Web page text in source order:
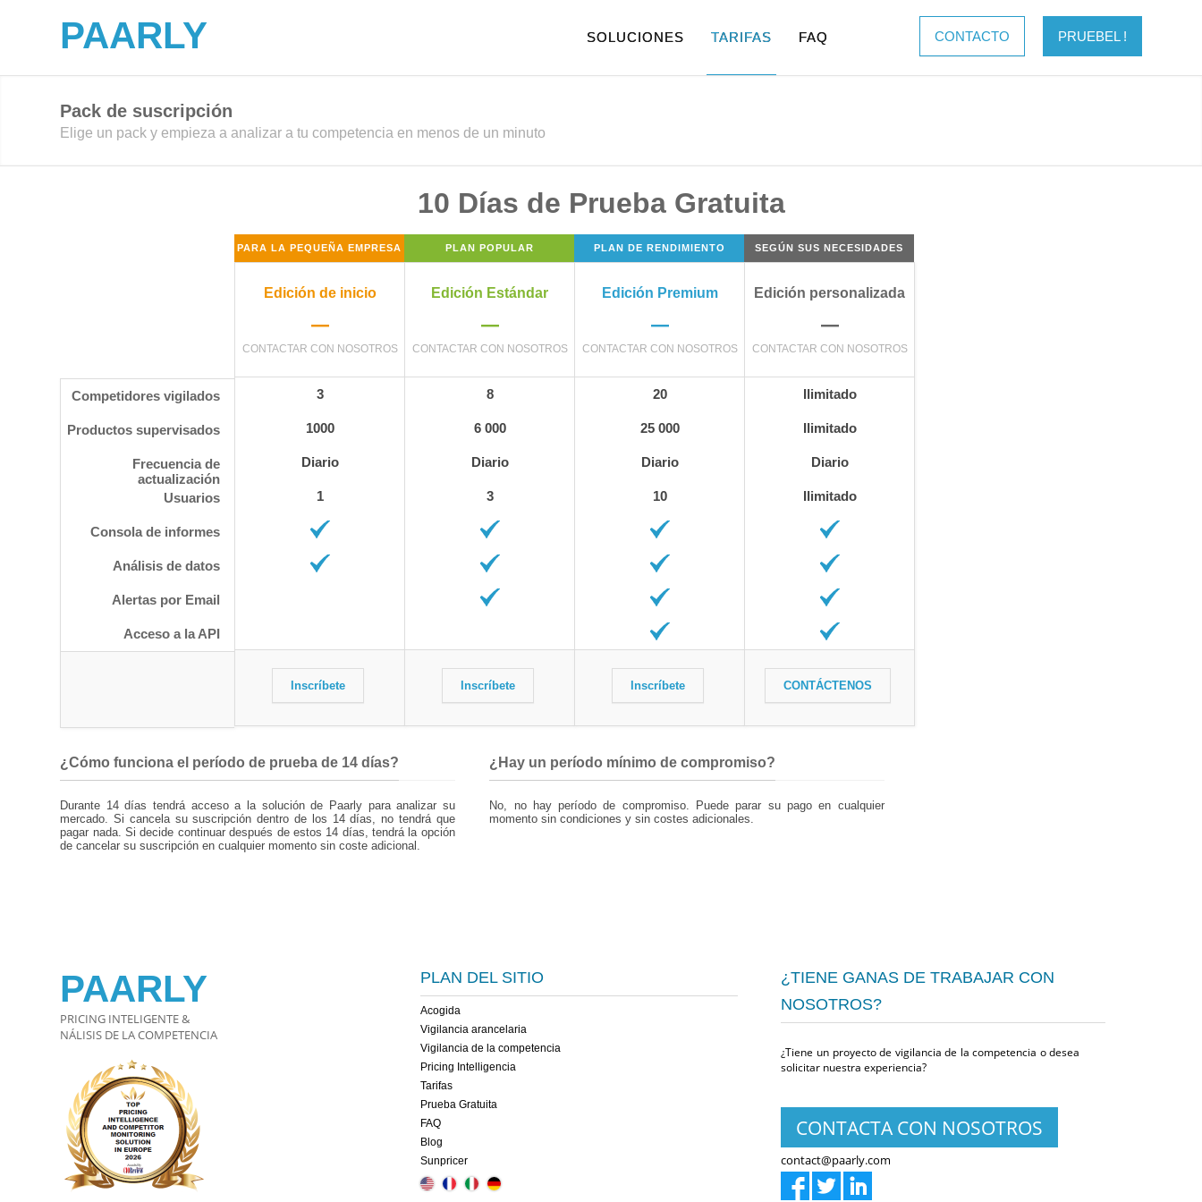
PAARLY PRUEBEL !
CONTACTO
SOLUCIONES TARIFAS FAQ
Pack de suscripción
Elige un pack y empieza a analizar a tu competencia en menos de un minuto
10 Días de Prueba Gratuita
Competidores vigilados
Productos supervisados
Frecuencia de
actualización
Usuarios
Consola de informes
Análisis de datos
Alertas por Email
Acceso a la API
PARA LA PEQUEÑA EMPRESA
Edición de inicio
–
CONTACTAR CON NOSOTROS
3
1000
Diario
1
Inscríbete
PLAN POPULAR
Edición Estándar
–
CONTACTAR CON NOSOTROS
8
6 000
Diario
3
Inscríbete
PLAN DE RENDIMIENTO
Edición Premium
–
CONTACTAR CON NOSOTROS
20
25 000
Diario
10
Inscríbete
SEGÚN SUS NECESIDADES
Edición personalizada
–
CONTACTAR CON NOSOTROS
Ilimitado
Ilimitado
Diario
Ilimitado
CONTÁCTENOS
¿Cómo funciona el período de prueba de 14 días?
Durante 14 días tendrá acceso a la solución de Paarly para analizar su
mercado. Si cancela su suscripción dentro de los 14 días, no tendrá que
pagar nada. Si decide continuar después de estos 14 días, tendrá la opción
de cancelar su suscripción en cualquier momento sin coste adicional.
¿Hay un período mínimo de compromiso?
No, no hay período de compromiso. Puede parar su pago en cualquier
momento sin condiciones y sin costes adicionales.
PAARLY
PRICING INTELIGENTE &
NÁLISIS DE LA COMPETENCIA
PLAN DEL SITIO
Acogida
Vigilancia arancelaria
Vigilancia de la competencia
Pricing Intelligencia
Tarifas
Prueba Gratuita
FAQ
Blog
Sunpricer
¿TIENE GANAS DE TRABAJAR CON
NOSOTROS?
¿Tiene un proyecto de vigilancia de la competencia o desea
solicitar nuestra experiencia?
CONTACTA CON NOSOTROS
contact@paarly.com